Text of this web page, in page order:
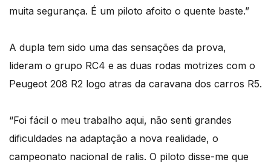
muita segurança. É um piloto afoito o quente baste.”
A dupla tem sido uma das sensações da prova,
lideram o grupo RC4 e as duas rodas motrizes com o
Peugeot 208 R2 logo atras da caravana dos carros R5.
“Foi fácil o meu trabalho aqui, não senti grandes
dificuldades na adaptação a nova realidade, o
campeonato nacional de ralis. O piloto disse-me que